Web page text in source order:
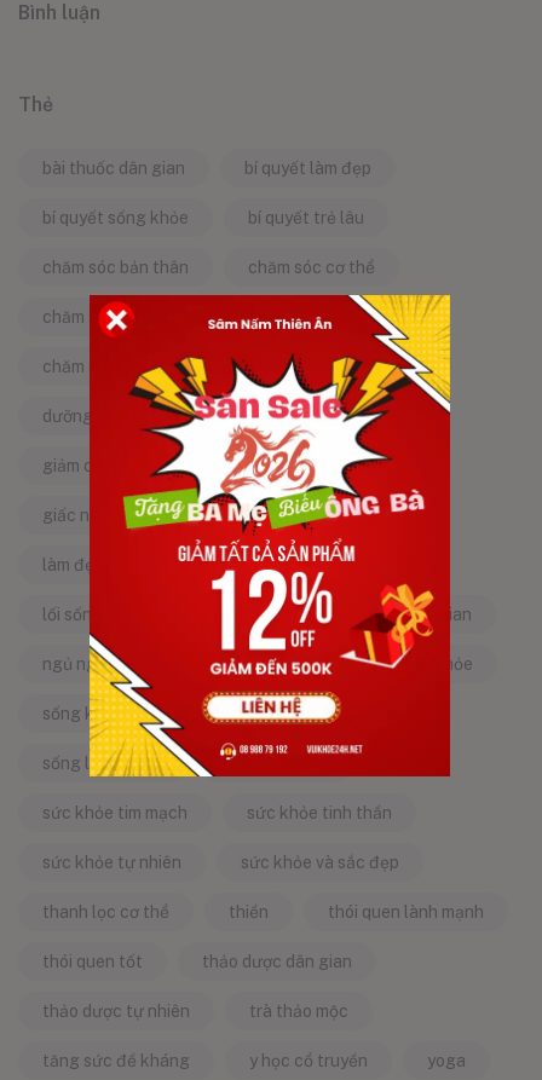
Bình luận
Thẻ
bài thuốc dân gian bí quyết làm đẹp
bí quyết sống khỏe bí quyết trẻ lâu
chăm sóc bản thân chăm sóc cơ thể
chăm sóc da chăm sóc sức khỏe
chăm sóc sức khỏe tự nhiên chống lão hóa
dưỡng da tự nhiên dưỡng sinh
giảm căng thẳng giảm stress
giấc ngủ ngon kinh nghiệm dân gian
làm đẹp từ bên trong làm đẹp tự nhiên
lối sống lành mạnh mật ong mẹo dân gian
ngủ ngon năng lượng tích cực sống khỏe
sống khỏe mỗi ngày sống khỏe đẹp
sống lành mạnh sống tích cực
sức khỏe tim mạch sức khỏe tinh thần
sức khỏe tự nhiên sức khỏe và sắc đẹp
thanh lọc cơ thể thiền thói quen lành mạnh
thói quen tốt thảo dược dân gian
thảo dược tự nhiên trà thảo mộc
tăng sức đề kháng y học cổ truyền yoga